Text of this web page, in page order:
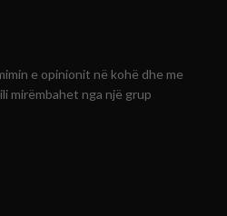
e opinionit në kohë dhe me
mirëmbahet nga një grup